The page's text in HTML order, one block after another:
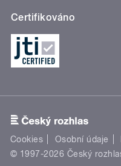
Certifikováno
Cookies Osobní údaje
© 1997-2026 Český